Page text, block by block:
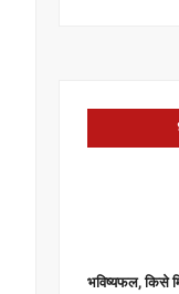
भविष्यफल, किसे